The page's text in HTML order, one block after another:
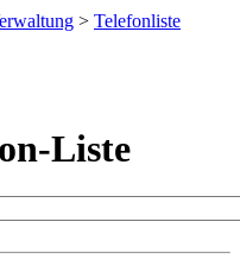
> Telefonliste
Liste